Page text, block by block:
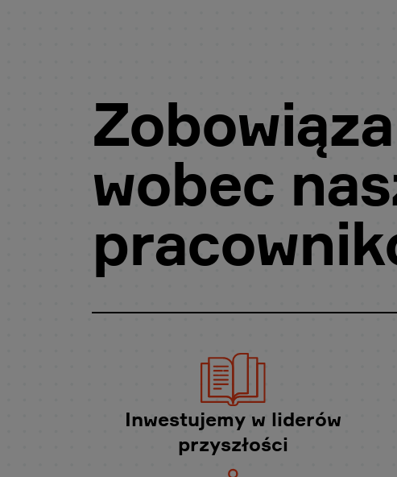
wobec
Inwestujemy w liderów
przyszłości